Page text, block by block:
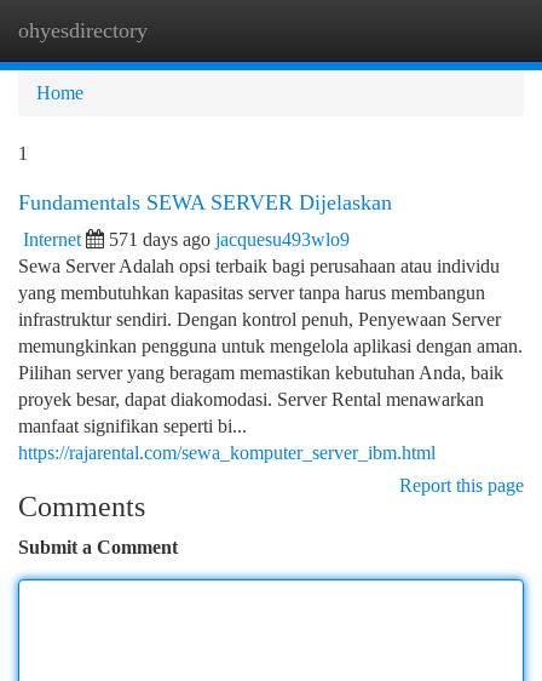
ohyesdirectory
Home
1
Fundamentals SEWA SERVER Dijelaskan
Internet 571 days ago jacquesu493wlo9
Sewa Server Adalah opsi terbaik bagi perusahaan atau individu
yang membutuhkan kapasitas server tanpa harus membangun
infrastruktur sendiri. Dengan kontrol penuh, Penyewaan Server
memungkinkan pengguna untuk mengelola aplikasi dengan aman.
Pilihan server yang beragam memastikan kebutuhan Anda, baik
proyek besar, dapat diakomodasi. Server Rental menawarkan
manfaat signifikan seperti bi...
https://rajarental.com/sewa_komputer_server_ibm.html
Report this page
Comments
Submit a Comment